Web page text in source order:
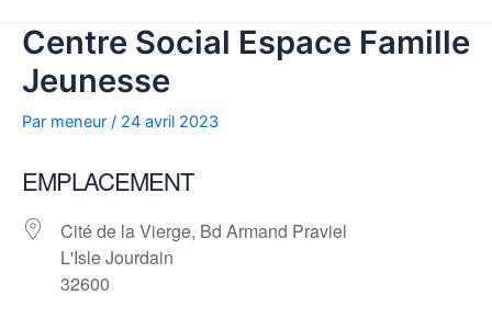
Centre Social Espace Famille
Jeunesse
Par meneur / 24 avril 2023
EMPLACEMENT
Cité de la Vierge, Bd Armand Praviel
L'Isle Jourdain
32600